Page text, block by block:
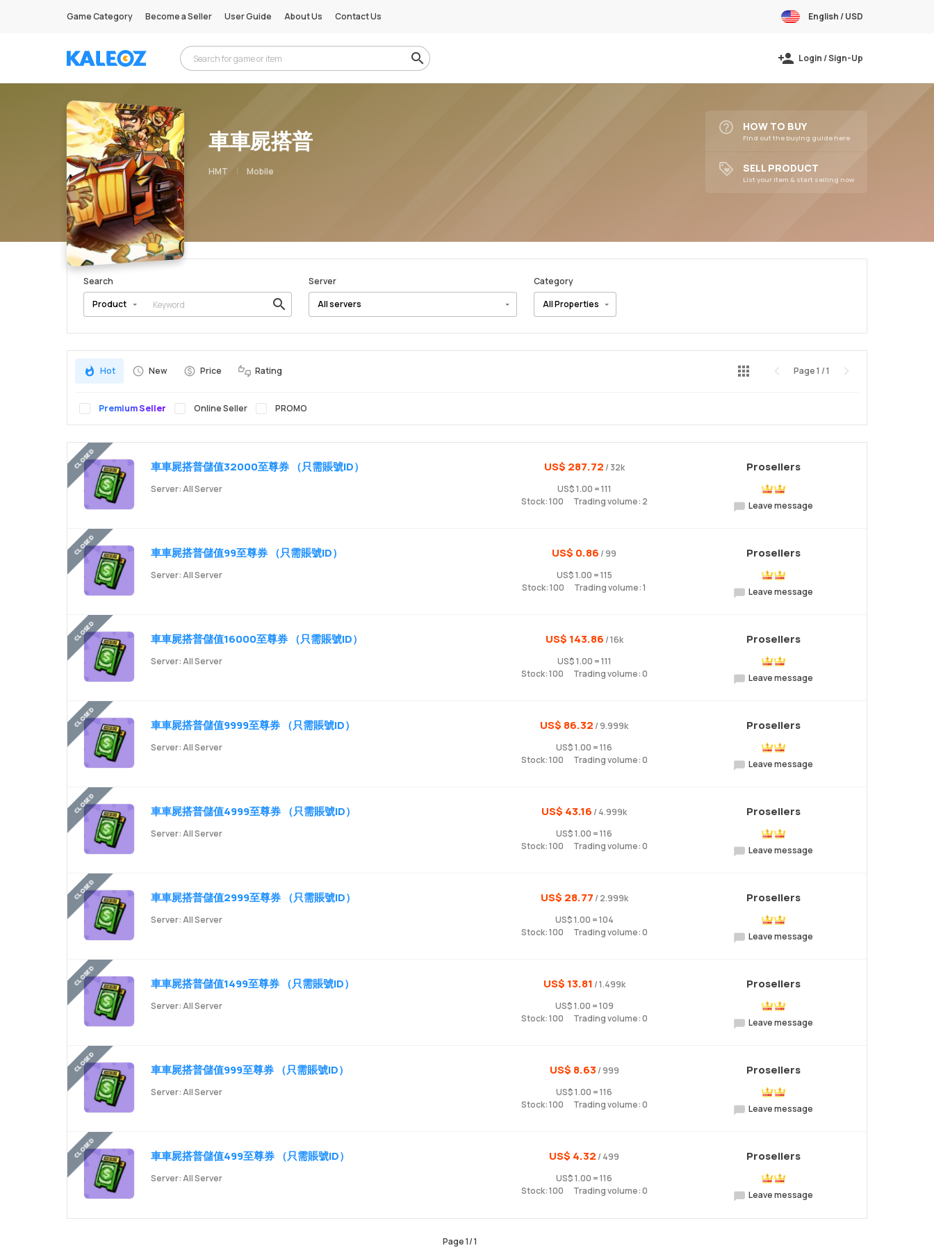
Game Category Become a Seller User Guide About Us Contact Us English / USD
Login / Sign-Up
車車屍搭普
HMT Mobile
HOW TO BUY
Find out the buying guide here
SELL PRODUCT
List your item & start selling now
Search Server Category
Hot New Price
Rating
Page1 /1
Premium Seller Online Seller PROMO
車車屍搭普儲值32000至尊券 （只需賬號ID）
Server: All Server
US$ 287.72 / 32k
US$ 1.00 = 111
Stock: 100
Trading volume: 2
Prosellers
Leave message
車車屍搭普儲值99至尊券 （只需賬號ID）
Server: All Server
US$ 0.86 / 99
US$ 1.00 = 115
Stock: 100
Trading volume: 1
Prosellers
Leave message
車車屍搭普儲值16000至尊券 （只需賬號ID）
Server: All Server
US$ 143.86 / 16k
US$ 1.00 = 111
Stock: 100
Trading volume: 0
Prosellers
Leave message
車車屍搭普儲值9999至尊券 （只需賬號ID）
Server: All Server
US$ 86.32 / 9.999k
US$ 1.00 = 116
Stock: 100
Trading volume: 0
Prosellers
Leave message
車車屍搭普儲值4999至尊券 （只需賬號ID）
Server: All Server
US$ 43.16 / 4.999k
US$ 1.00 = 116
Stock: 100
Trading volume: 0
Prosellers
Leave message
車車屍搭普儲值2999至尊券 （只需賬號ID）
Server: All Server
US$ 28.77 / 2.999k
US$ 1.00 = 104
Stock: 100
Trading volume: 0
Prosellers
Leave message
車車屍搭普儲值1499至尊券 （只需賬號ID）
Server: All Server
US$ 13.81 / 1.499k
US$ 1.00 = 109
Stock: 100
Trading volume: 0
Prosellers
Leave message
車車屍搭普儲值999至尊券 （只需賬號ID）
Server: All Server
US$ 8.63 / 999
US$ 1.00 = 116
Stock: 100
Trading volume: 0
Prosellers
Leave message
車車屍搭普儲值499至尊券 （只需賬號ID）
Server: All Server
US$ 4.32 / 499
US$ 1.00 = 116
Stock: 100
Trading volume: 0
Prosellers
Leave message
Page1/1